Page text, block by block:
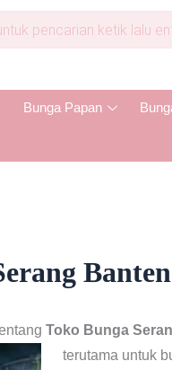
Bunga Papan
Banten
Toko Bunga
terutama untuk